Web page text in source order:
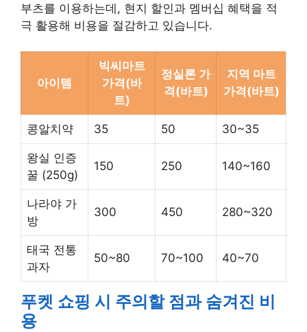
부츠를 이용하는데, 현지 할인과 멤버십 혜택을 적
극 활용해 비용을 절감하고 있습니다.
아이템
빅씨마트
가격(바
트)
정실론 가
격(바트)
지역 마트
가격(바트)
콩알치약 35 50 30~35
왕실 인증
꿀 (250g)
150 250 140~160
나라야 가
방
300 450 280~320
태국 전통
과자
50~80 70~100 40~70
푸켓 쇼핑 시 주의할 점과 숨겨진 비
용